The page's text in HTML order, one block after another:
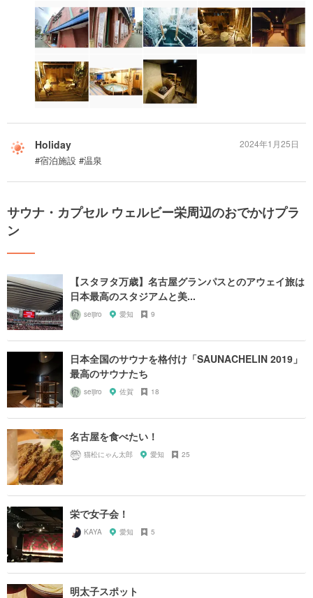
Holiday
#宿泊施設 #温泉
2024年1月25日
サウナ・カプセル ウェルビー栄周辺のおでかけプラ
ン
【スタヲタ万歳】名古屋グランパスとのアウェイ旅は
日本最高のスタジアムと美...
seijiro 愛知 9
日本全国のサウナを格付け「SAUNACHELIN 2019」
最高のサウナたち
seijiro 佐賀 18
名古屋を食べたい！
猫松にゃん太郎 愛知 25
栄で女子会！
KAYA 愛知 5
明太子スポット